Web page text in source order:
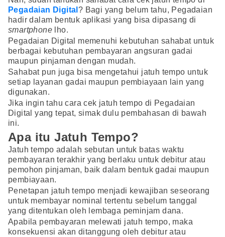
Pegadaian Digital ? Bagi yang belum tahu, Pegadaian
hadir dalam bentuk aplikasi yang bisa dipasang di
smartphone lho.
Pegadaian Digital memenuhi kebutuhan sahabat untuk
berbagai kebutuhan pembayaran angsuran gadai
maupun pinjaman dengan mudah.
Sahabat pun juga bisa mengetahui jatuh tempo untuk
setiap layanan gadai maupun pembiayaan lain yang
digunakan.
Jika ingin tahu cara cek jatuh tempo di Pegadaian
Digital yang tepat, simak dulu pembahasan di bawah
ini.
Apa itu Jatuh Tempo?
Jatuh tempo adalah sebutan untuk batas waktu
pembayaran terakhir yang berlaku untuk debitur atau
pemohon pinjaman, baik dalam bentuk gadai maupun
pembiayaan.
Penetapan jatuh tempo menjadi kewajiban seseorang
untuk membayar nominal tertentu sebelum tanggal
yang ditentukan oleh lembaga peminjam dana.
Apabila pembayaran melewati jatuh tempo, maka
konsekuensi akan ditanggung oleh debitur atau